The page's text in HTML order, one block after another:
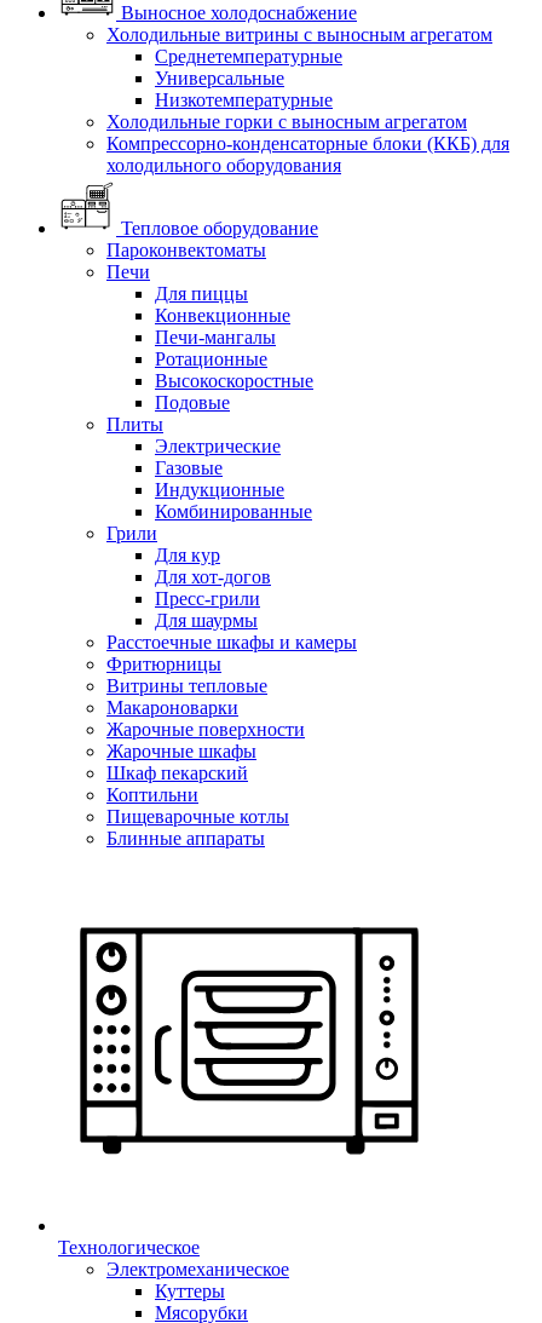
Выносное холодоснабжение
Холодильные витрины с выносным агрегатом
Среднетемпературные
Универсальные
Низкотемпературные
Холодильные горки с выносным агрегатом
Компрессорно-конденсаторные блоки (ККБ) для
холодильного оборудования
Тепловое оборудование
Пароконвектоматы
Печи
Для пиццы
Конвекционные
Печи-мангалы
Ротационные
Высокоскоростные
Подовые
Плиты
Электрические
Газовые
Индукционные
Комбинированные
Грили
Для кур
Для хот-догов
Пресс-грили
Для шаурмы
Расстоечные шкафы и камеры
Фритюрницы
Витрины тепловые
Макароноварки
Жарочные поверхности
Жарочные шкафы
Шкаф пекарский
Коптильни
Пищеварочные котлы
Блинные аппараты
Технологическое
Электромеханическое
Куттеры
Мясорубки